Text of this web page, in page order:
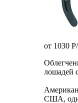
от 1030 P
лошадей
США,